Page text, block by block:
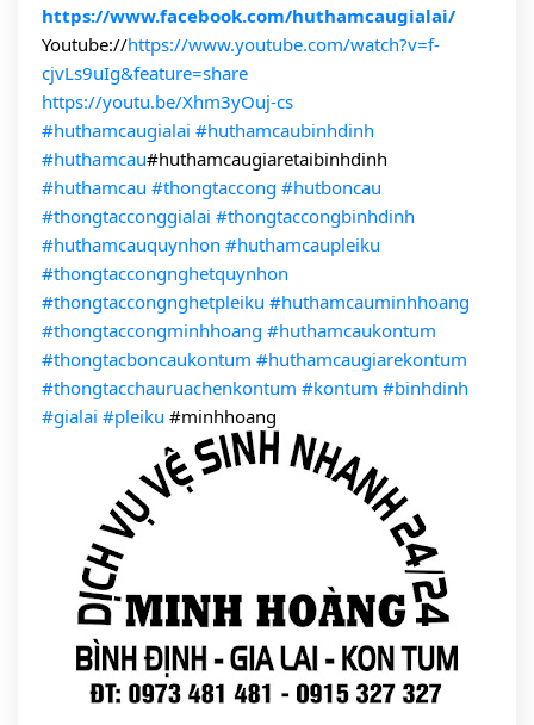
https://www.facebook.com/huthamcaugialai/
Youtube://https://www.youtube.com/watch?v=f-
cjvLs9uIg&feature=share
https://youtu.be/Xhm3yOuj-cs
#huthamcaugialai #huthamcaubinhdinh
#huthamcau#huthamcaugiaretaibinhdinh
#huthamcau #thongtaccong #hutboncau
#thongtacconggialai #thongtaccongbinhdinh
#huthamcauquynhon #huthamcaupleiku
#thongtaccongnghetquynhon
#thongtaccongnghetpleiku #huthamcauminhhoang
#thongtaccongminhhoang #huthamcaukontum
#thongtacboncaukontum #huthamcaugiarekontum
#thongtacchauruachenkontum #kontum #binhdinh
#gialai #pleiku #minhhoang